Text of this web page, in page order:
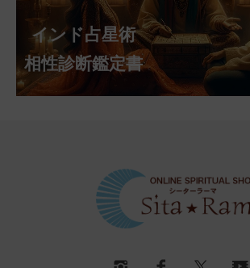
インド占星術
相性診断鑑定書